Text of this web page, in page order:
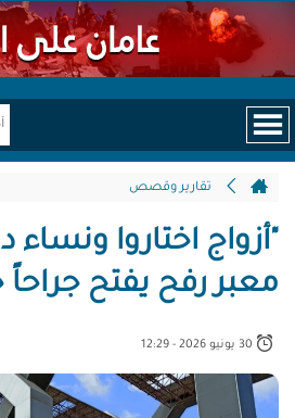
تقارير وقصص
"أزواج اختاروا
معبر رفح يفتح جراحاً